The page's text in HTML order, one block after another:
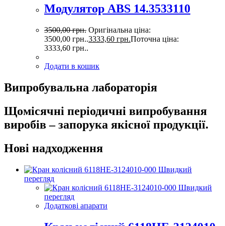
Модулятор ABS 14.3533110
3500,00грн. Оригінальна ціна:
3500,00 грн..3333,60 грн.Поточна ціна:
3333,60 грн..
Додати в кошик
Випробувальна лабораторія
Щомісячні періодичні випробування
виробів – запорука якісної продукції.
Нові надходження
Швидкий
перегляд
Швидкий
перегляд
Додаткові апарати